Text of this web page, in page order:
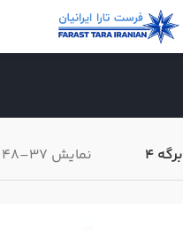
برگه 4 نمایش 37–48 از 97 نتیجه